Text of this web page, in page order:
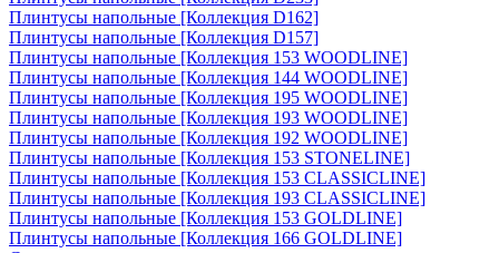
Плинтусы напольные [Коллекция D162]
Плинтусы напольные [Коллекция D157]
Плинтусы напольные [Коллекция 153 WOODLINE]
Плинтусы напольные [Коллекция 144 WOODLINE]
Плинтусы напольные [Коллекция 195 WOODLINE]
Плинтусы напольные [Коллекция 193 WOODLINE]
Плинтусы напольные [Коллекция 192 WOODLINE]
Плинтусы напольные [Коллекция 153 STONELINE]
Плинтусы напольные [Коллекция 153 CLASSICLINE]
Плинтусы напольные [Коллекция 193 CLASSICLINE]
Плинтусы напольные [Коллекция 153 GOLDLINE]
Плинтусы напольные [Коллекция 166 GOLDLINE]